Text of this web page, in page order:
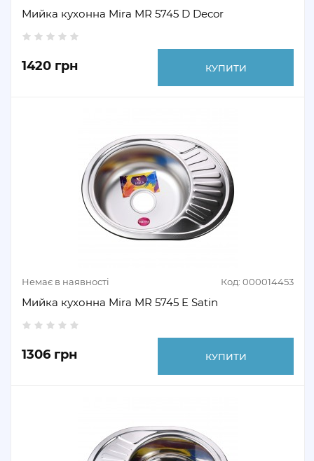
Мийка кухонна Mira MR 5745 D Decor
1420 грн КУПИТИ
Немає в наявності Код: 000014453
Мийка кухонна Mira MR 5745 E Satin
1306 грн КУПИТИ